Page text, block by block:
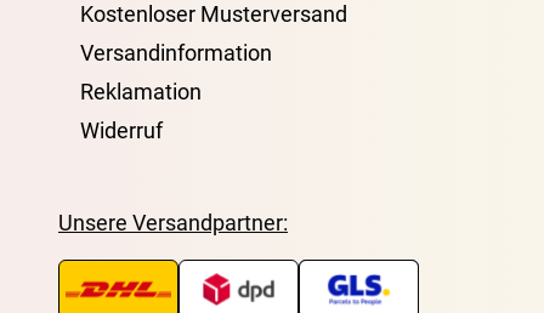
Kostenloser Musterversand
Versandinformation
Reklamation
Widerruf
Unsere Versandpartner: